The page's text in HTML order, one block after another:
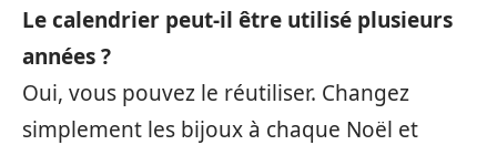
Le calendrier peut-il être utilisé plusieurs
années ?
Oui, vous pouvez le réutiliser. Changez
simplement les bijoux à chaque Noël et